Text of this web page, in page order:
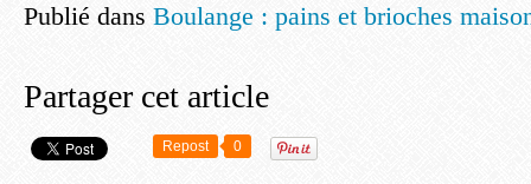
Publié dans Boulange : pains et brioches
Partager cet article
Repost 0